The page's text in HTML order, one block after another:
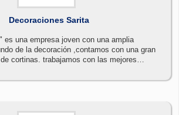
Decoraciones Sarita
con una gran
cortinas. trabajamos con las mejores
a nuestros clientes, generando satisfacción